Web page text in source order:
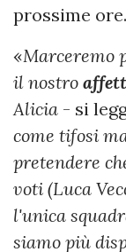
prossime ore.
«Marceremo
il nostro
Alicia - si
come tifosi
pretendere
voti (Luca
l'unica
siamo più